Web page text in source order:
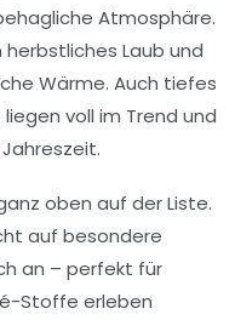
Atmosphäre.
Laub und
Wärme. Auch tiefes
voll im Trend und
oben auf der Liste.
auf besondere
an – perfekt für
Stoffe erleben